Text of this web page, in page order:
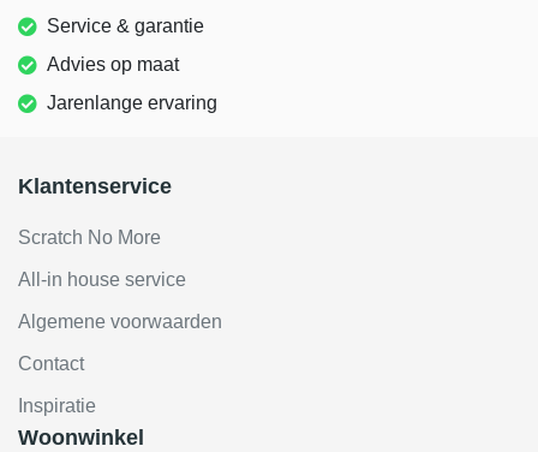
Service & garantie
Advies op maat
Jarenlange ervaring
Klantenservice
Scratch No More
All-in house service
Algemene voorwaarden
Contact
Inspiratie
Woonwinkel